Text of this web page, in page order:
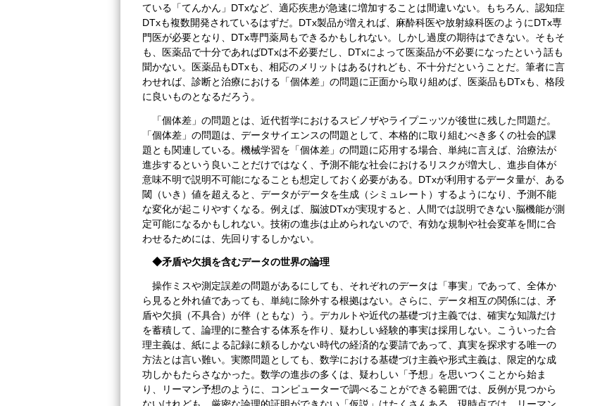
ている「てんかん」DTxなど、適応疾患が急速に増加することは間違いない。もちろん、認知症
DTxも複数開発されているはずだ。DTx製品が増えれば、麻酔科医や放射線科医のようにDTx専
門医が必要となり、DTx専門薬局もできるかもしれない。しかし過度の期待はできない。そもそ
も、医薬品で十分であればDTxは不必要だし、DTxによって医薬品が不必要になったという話も
聞かない。医薬品もDTxも、相応のメリットはあるけれども、不十分だということだ。筆者に言
わせれば、診断と治療における「個体差」の問題に正面から取り組めば、医薬品もDTxも、格段
に良いものとなるだろう。
「個体差」の問題とは、近代哲学におけるスピノザやライプニッツが後世に残した問題だ。
「個体差」の問題は、データサイエンスの問題として、本格的に取り組むべき多くの社会的課
題とも関連している。機械学習を「個体差」の問題に応用する場合、単純に言えば、治療法が
進歩するという良いことだけではなく、予測不能な社会におけるリスクが増大し、進歩自体が
意味不明で説明不可能になることも想定しておく必要がある。DTxが利用するデータ量が、ある
閾（いき）値を超えると、データがデータを生成（シミュレート）するようになり、予測不能
な変化が起こりやすくなる。例えば、脳波DTxが実現すると、人間では説明できない脳機能が測
定可能になるかもしれない。技術の進歩は止められないので、有効な規制や社会変革を間に合
わせるためには、先回りするしかない。
◆矛盾や欠損を含むデータの世界の論理
操作ミスや測定誤差の問題があるにしても、それぞれのデータは「事実」であって、全体か
ら見ると外れ値であっても、単純に除外する根拠はない。さらに、データ相互の関係には、矛
盾や欠損（不具合）が伴（ともな）う。デカルトや近代の基礎づけ主義では、確実な知識だけ
を蓄積して、論理的に整合する体系を作り、疑わしい経験的事実は採用しない。こういった合
理主義は、紙による記録に頼るしかない時代の経済的な要請であって、真実を探求する唯一の
方法とは言い難い。実際問題としても、数学における基礎づけ主義や形式主義は、限定的な成
功しかもたらさなかった。数学の進歩の多くは、疑わしい「予想」を思いつくことから始ま
り、リーマン予想のように、コンピューターで調べることができる範囲では、反例が見つから